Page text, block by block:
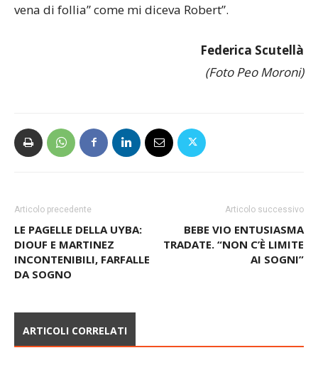
vena di follia” come mi diceva Robert”.
Federica Scutellà
(Foto Peo Moroni)
Articolo precedente
LE PAGELLE DELLA UYBA:
DIOUF E MARTINEZ
INCONTENIBILI, FARFALLE
DA SOGNO
Articolo successivo
BEBE VIO ENTUSIASMA
TRADATE. “NON C’È LIMITE
AI SOGNI”
ARTICOLI CORRELATI